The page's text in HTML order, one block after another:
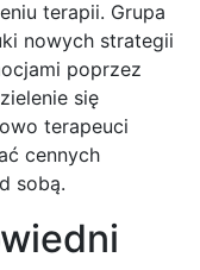
terapii. Grupa
nowych strategii
poprzez
się
terapeuci
cennych
sobą.